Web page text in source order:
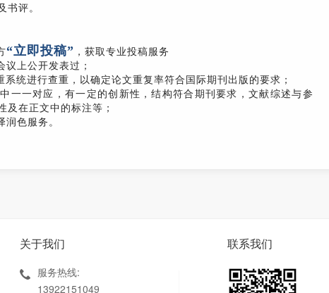
书评。
“立即投稿” ，获取专业投稿服务
上公开发表过；
系统进行查重，以确定论文重复率符合国际期刊出版的要求；
一一对应，有一定的创新性，结构符合期刊要求，文献综述与参
及在正文中的标注等；
润色服务。
关于我们
服务热线:
13922151049
联系我们